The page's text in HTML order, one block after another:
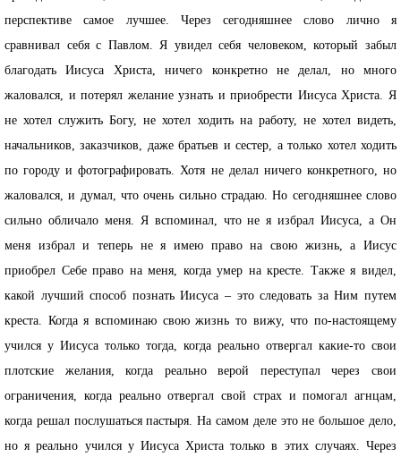
перспективе самое лучшее. Через сегодняшнее слово лично я
сравнивал себя с Павлом. Я увидел себя человеком, который забыл
благодать Иисуса Христа, ничего конкретно не делал, но много
жаловался, и потерял желание узнать и приобрести Иисуса Христа. Я
не хотел служить Богу, не хотел ходить на работу, не хотел видеть,
начальников, заказчиков, даже братьев и сестер, а только хотел ходить
по городу и фотографировать. Хотя не делал ничего конкретного, но
жаловался, и думал, что очень сильно страдаю. Но сегодняшнее слово
сильно обличало меня. Я вспоминал, что не я избрал Иисуса, а Он
меня избрал и теперь не я имею право на свою жизнь, а Иисус
приобрел Себе право на меня, когда умер на кресте. Также я видел,
какой лучший способ познать Иисуса – это следовать за Ним путем
креста. Когда я вспоминаю свою жизнь то вижу, что по-настоящему
учился у Иисуса только тогда, когда реально отвергал какие-то свои
плотские желания, когда реально верой переступал через свои
ограничения, когда реально отвергал свой страх и помогал агнцам,
когда решал послушаться пастыря. На самом деле это не большое дело,
но я реально учился у Иисуса Христа только в этих случаях. Через